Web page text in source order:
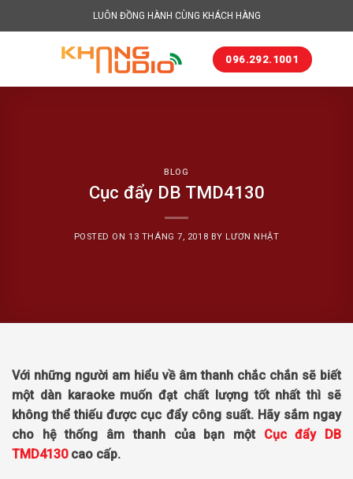
to
LUÔN ĐỒNG HÀNH CÙNG KHÁCH HÀNG
096.292.1001
BLOG
Cục đẩy DB TMD4130
POSTED ON13 THÁNG 7, 2018 BY LƯƠN NHẬT
Với những người am hiểu về âm thanh chắc chắn sẽ biết
một dàn karaoke muốn đạt chất lượng tốt nhất thì sẽ
không thể thiếu được cục đẩy công suất. Hãy sắm ngay
cho hệ thống âm thanh của bạn một Cục đẩy DB
TMD4130cao cấp.